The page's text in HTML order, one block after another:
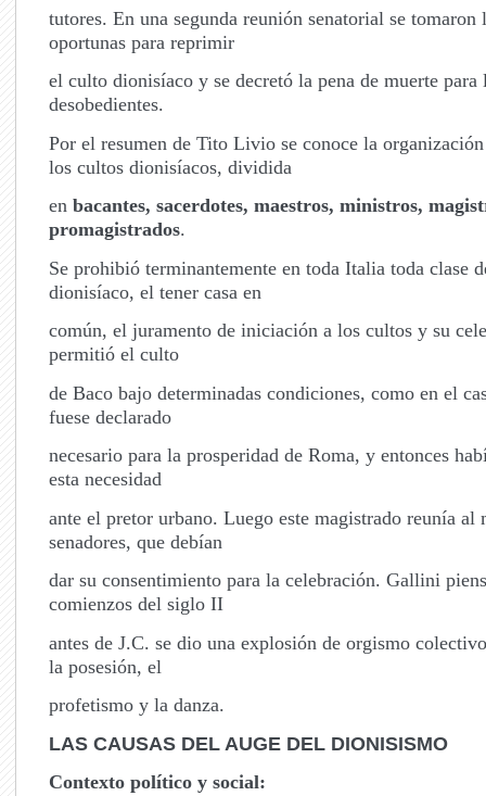
tutores. En una segunda reunión senatorial se tomaron
oportunas para reprimir
el culto dionisíaco y se decretó la pena de muerte para
desobedientes.
Por el resumen de Tito Livio se conoce la
los cultos dionisíacos, dividida
en bacantes, sacerdotes, maestros, ministros,
promagistrados.
Se prohibió terminantemente en toda Italia toda clase
dionisíaco, el tener casa en
común, el juramento de iniciación a los cultos y su
permitió el culto
de Baco bajo determinadas condiciones, como en el
fuese declarado
necesario para la prosperidad de Roma, y entonces
esta necesidad
ante el pretor urbano. Luego este magistrado reunía al
senadores, que debían
dar su consentimiento para la celebración. Gallini
comienzos del siglo II
antes de J.C. se dio una explosión de orgismo
la posesión, el
profetismo y la danza.
LAS CAUSAS DEL AUGE DEL DIONISISMO
Contexto político y social: